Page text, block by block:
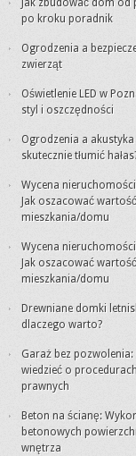
Jak zbudować dom
po kroku poradnik
Ogrodzenia a
zwierząt
Oświetlenie LED w
styl i oszczędności
Ogrodzenia a akustyka
skutecznie tłumić
Wycena
Jak oszacować wartość
mieszkania/domu
Wycena
Jak oszacować wartość
mieszkania/domu
Drewniane domki
dlaczego warto?
Garaż bez
wiedzieć o
prawnych
Beton na ścianę:
betonowych
wnętrza